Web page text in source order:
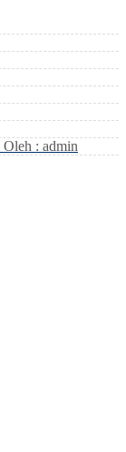
Oleh : admin